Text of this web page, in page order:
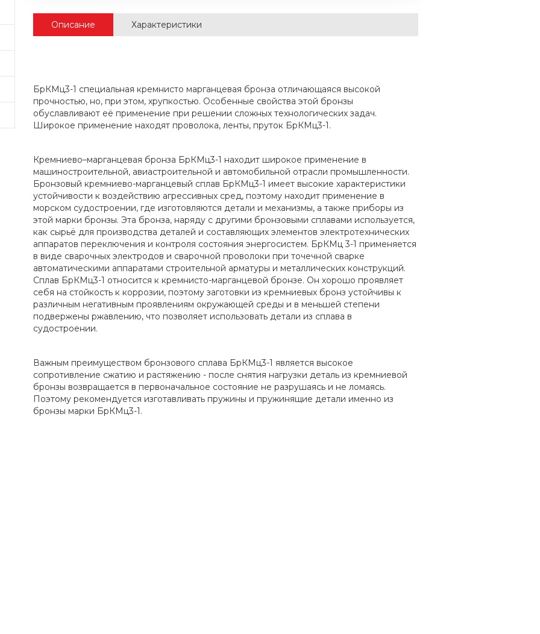
Описание Характеристики
БрКМц3-1 специальная кремнисто марганцевая бронза отличающаяся высокой
прочностью, но, при этом, хрупкостью. Особенные свойства этой бронзы
обуславливают её применение при решении сложных технологических задач.
Широкое применение находят проволока, ленты, пруток БрКМц3-1.
Кремниево–марганцевая бронза БрКМц3-1 находит широкое применение в
машиностроительной, авиастроительной и автомобильной отрасли промышленности.
Бронзовый кремниево-марганцевый сплав БрКМц3-1 имеет высокие характеристики
устойчивости к воздействию агрессивных сред, поэтому находит применение в
морском судостроении, где изготовляются детали и механизмы, а также приборы из
этой марки бронзы. Эта бронза, наряду с другими бронзовыми сплавами используется,
как сырьё для производства деталей и составляющих элементов электротехнических
аппаратов переключения и контроля состояния энергосистем. БрКМц 3-1 применяется
в виде сварочных электродов и сварочной проволоки при точечной сварке
автоматическими аппаратами строительной арматуры и металлических конструкций.
Сплав БрКМц3-1 относится к кремнисто-марганцевой бронзе. Он хорошо проявляет
себя на стойкость к коррозии, поэтому заготовки из кремниевых бронз устойчивы к
различным негативным проявлениям окружающей среды и в меньшей степени
подвержены ржавлению, что позволяет использовать детали из сплава в
судостроении.
Важным преимуществом бронзового сплава БрКМц3-1 является высокое
сопротивление сжатию и растяжению - после снятия нагрузки деталь из кремниевой
бронзы возвращается в первоначальное состояние не разрушаясь и не ломаясь.
Поэтому рекомендуется изготавливать пружины и пружинящие детали именно из
бронзы марки БрКМц3-1.